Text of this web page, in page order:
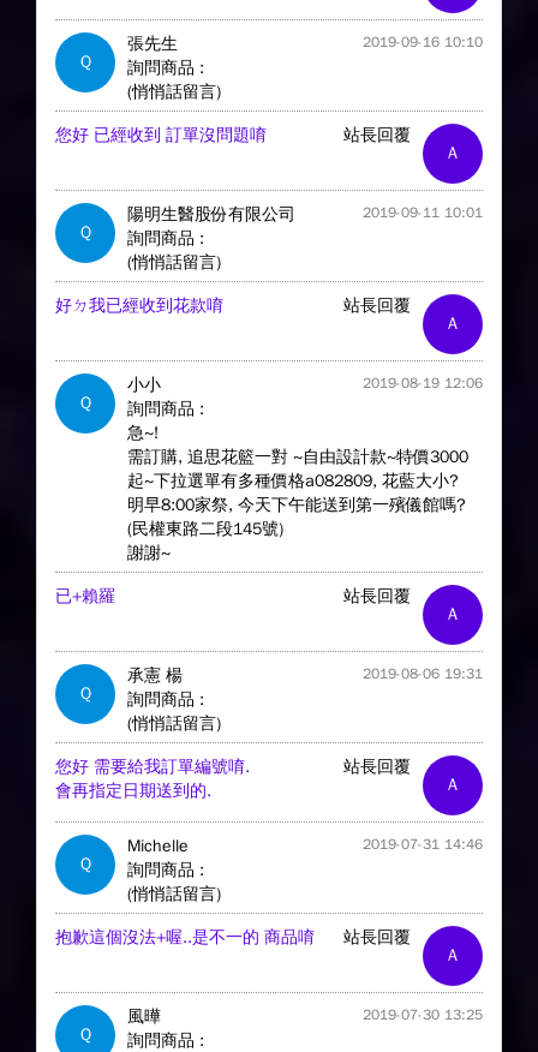
Q
張先生 2019-09-16 10:10
詢問商品 :
(悄悄話留言)
A
站長回覆
您好 已經收到 訂單沒問題唷
Q
陽明生醫股份有限公司 2019-09-11 10:01
詢問商品 :
(悄悄話留言)
A
站長回覆
好ㄉ我已經收到花款唷
Q
小小 2019-08-19 12:06
詢問商品 :
急~!
需訂購, 追思花籃一對 ~自由設計款~特價3000
起~下拉選單有多種價格a082809, 花藍大小?
明早8:00家祭, 今天下午能送到第一殯儀館嗎?
(民權東路二段145號)
謝謝~
A
站長回覆
已+賴羅
Q
承憲 楊 2019-08-06 19:31
詢問商品 :
(悄悄話留言)
A
站長回覆
您好 需要給我訂單編號唷.
會再指定日期送到的.
Q
Michelle 2019-07-31 14:46
詢問商品 :
(悄悄話留言)
A
站長回覆
抱歉這個沒法+喔..是不一的 商品唷
Q
風曄 2019-07-30 13:25
詢問商品 :